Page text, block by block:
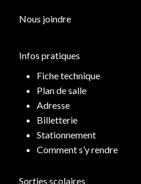
Nous joindre
Infos pratiques
Fiche technique
Plan de salle
Adresse
Billetterie
Stationnement
Comment s’y rendre
Sorties scolaires